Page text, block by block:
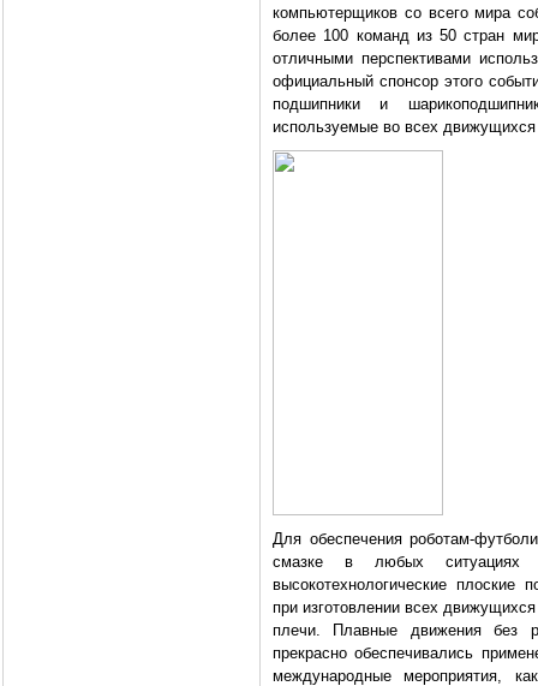
компьютерщиков со всего мира
более 100 команд из 50 стран
отличными перспективами
официальный спонсор этого
подшипники и
используемые во всех движущихся
Для обеспечения роботам-
смазке в любых ситуациях
высокотехнологические плоские
при изготовлении всех
плечи. Плавные движения без
прекрасно обеспечивались
международные мероприятия,